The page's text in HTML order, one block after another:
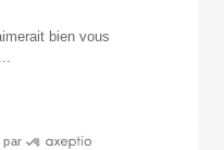
bien vous
par
GED ?